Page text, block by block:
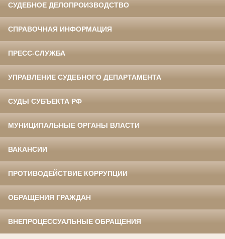
СУДЕБНОЕ ДЕЛОПРОИЗВОДСТВО
СПРАВОЧНАЯ ИНФОРМАЦИЯ
ПРЕСС-СЛУЖБА
УПРАВЛЕНИЕ СУДЕБНОГО ДЕПАРТАМЕНТА
СУДЫ СУБЪЕКТА РФ
МУНИЦИПАЛЬНЫЕ ОРГАНЫ ВЛАСТИ
ВАКАНСИИ
ПРОТИВОДЕЙСТВИЕ КОРРУПЦИИ
ОБРАЩЕНИЯ ГРАЖДАН
ВНЕПРОЦЕССУАЛЬНЫЕ ОБРАЩЕНИЯ